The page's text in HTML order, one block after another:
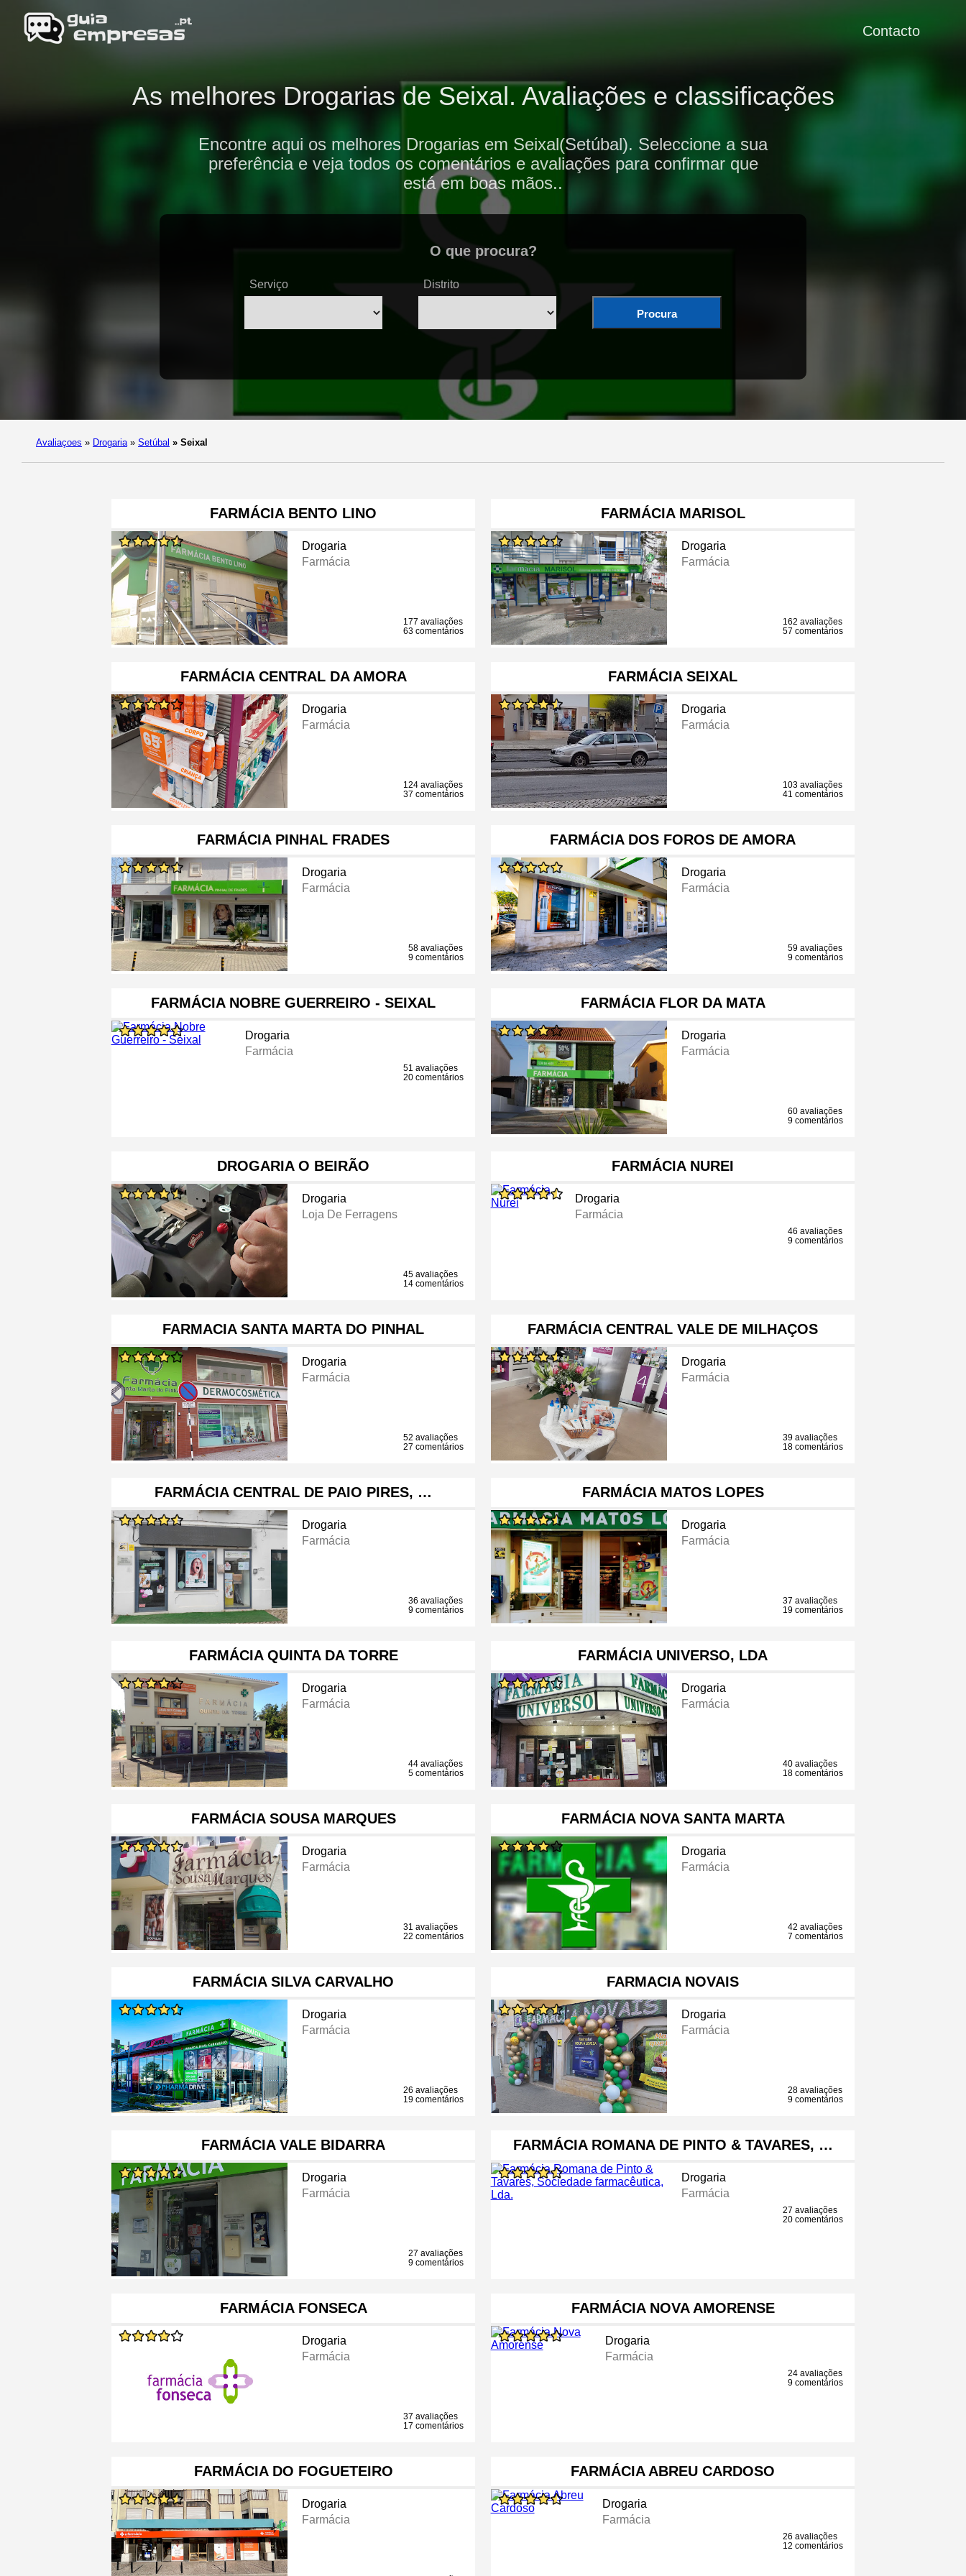
Contacto
As melhores Drogarias de Seixal. Avaliações e classificações
Encontre aqui os melhores Drogarias em Seixal(Setúbal). Seleccione a sua
preferência e veja todos os comentários e avaliações para confirmar que
está em boas mãos..
O que procura?
Serviço Distrito
Procura
Avaliaçoes » Drogaria » Setúbal » Seixal
FARMÁCIA BENTO LINO
Drogaria
Farmácia
177 avaliações
63 comentários
FARMÁCIA MARISOL
Drogaria
Farmácia
162 avaliações
57 comentários
FARMÁCIA CENTRAL DA AMORA
Drogaria
Farmácia
124 avaliações
37 comentários
FARMÁCIA SEIXAL
Drogaria
Farmácia
103 avaliações
41 comentários
FARMÁCIA PINHAL FRADES
Drogaria
Farmácia
58 avaliações
9 comentários
FARMÁCIA DOS FOROS DE AMORA
Drogaria
Farmácia
59 avaliações
9 comentários
FARMÁCIA NOBRE GUERREIRO - SEIXAL
Drogaria
Farmácia
51 avaliações
20 comentários
FARMÁCIA FLOR DA MATA
Drogaria
Farmácia
60 avaliações
9 comentários
DROGARIA O BEIRÃO
Drogaria
Loja De Ferragens
45 avaliações
14 comentários
FARMÁCIA NUREI
Drogaria
Farmácia
46 avaliações
9 comentários
FARMACIA SANTA MARTA DO PINHAL
Drogaria
Farmácia
52 avaliações
27 comentários
FARMÁCIA CENTRAL VALE DE MILHAÇOS
Drogaria
Farmácia
39 avaliações
18 comentários
FARMÁCIA CENTRAL DE PAIO PIRES, …
Drogaria
Farmácia
36 avaliações
9 comentários
FARMÁCIA MATOS LOPES
Drogaria
Farmácia
37 avaliações
19 comentários
FARMÁCIA QUINTA DA TORRE
Drogaria
Farmácia
44 avaliações
5 comentários
FARMÁCIA UNIVERSO, LDA
Drogaria
Farmácia
40 avaliações
18 comentários
FARMÁCIA SOUSA MARQUES
Drogaria
Farmácia
31 avaliações
22 comentários
FARMÁCIA NOVA SANTA MARTA
Drogaria
Farmácia
42 avaliações
7 comentários
FARMÁCIA SILVA CARVALHO
Drogaria
Farmácia
26 avaliações
19 comentários
FARMACIA NOVAIS
Drogaria
Farmácia
28 avaliações
9 comentários
FARMÁCIA VALE BIDARRA
Drogaria
Farmácia
27 avaliações
9 comentários
FARMÁCIA ROMANA DE PINTO & TAVARES, …
Drogaria
Farmácia
27 avaliações
20 comentários
FARMÁCIA FONSECA
Drogaria
Farmácia
37 avaliações
17 comentários
FARMÁCIA NOVA AMORENSE
Drogaria
Farmácia
24 avaliações
9 comentários
FARMÁCIA DO FOGUETEIRO
Drogaria
Farmácia
FARMÁCIA ABREU CARDOSO
Drogaria
Farmácia
26 avaliações
12 comentários